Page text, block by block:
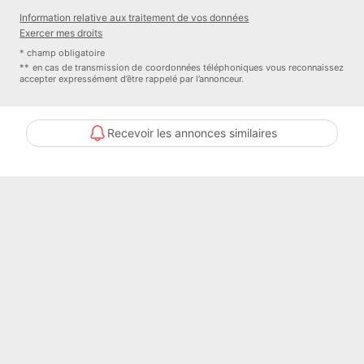
prestations avec un bureau, une salle de jeux, une buanderie, une
sport.
extérieur, offrent une surface complémentaire de 88 m², chacun
avec terrasse privative, parfaits pour un projet locatif, des invités
Information relative aux traitement de vos données
Exercer mes droits
* champ obligatoire
** en cas de transmission de coordonnées téléphoniques vous reconnaissez
accepter expressément d’être rappelé par l’annonceur.
Recevoir les annonces similaires